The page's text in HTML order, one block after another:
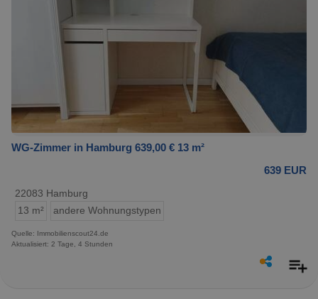
WG-Zimmer in Hamburg 639,00 € 13 m²
639 EUR
22083 Hamburg
13 m²
andere Wohnungstypen
Quelle: Immobilienscout24.de
Aktualisiert: 2 Tage, 4 Stunden